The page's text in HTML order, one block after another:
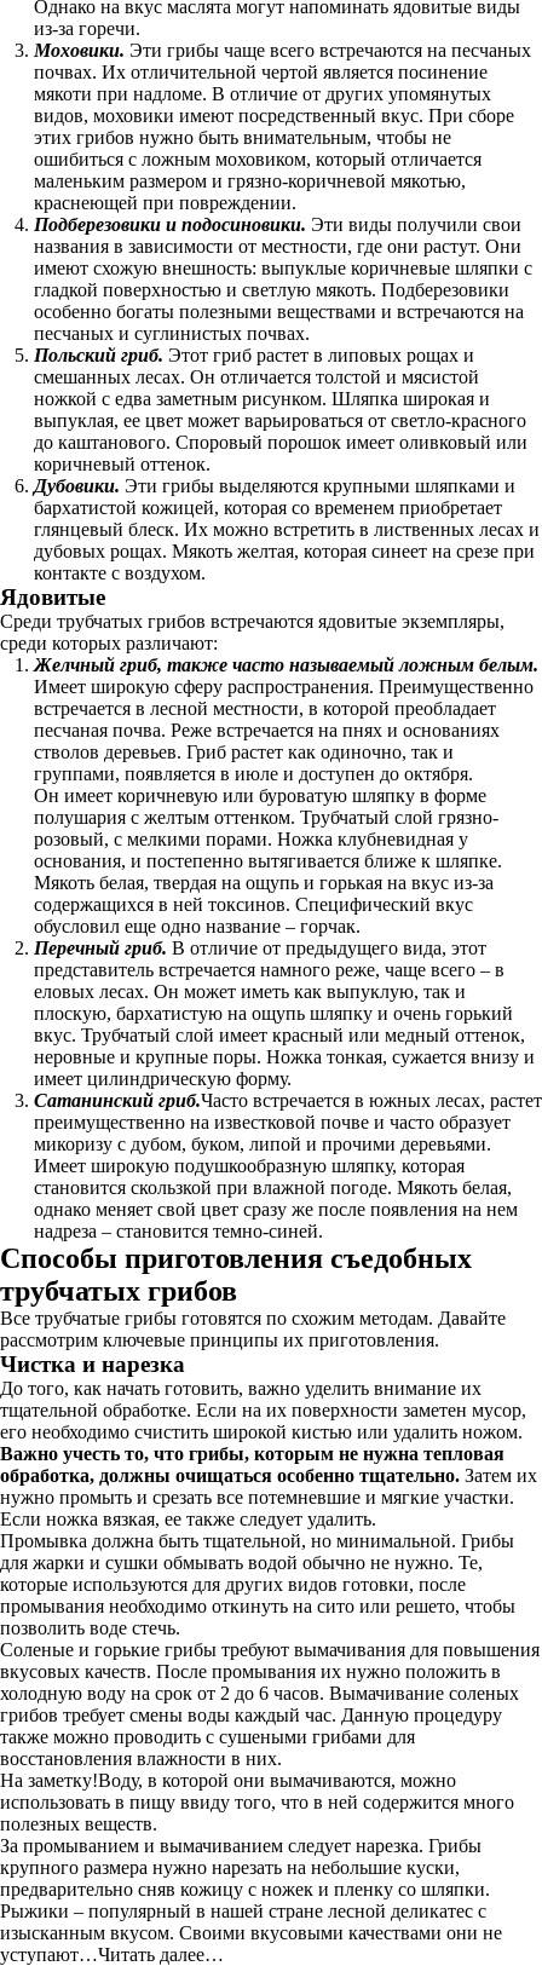
Однако на вкус маслята могут напоминать ядовитые виды
из-за горечи.
Моховики. Эти грибы чаще всего встречаются на песчаных
почвах. Их отличительной чертой является посинение
мякоти при надломе. В отличие от других упомянутых
видов, моховики имеют посредственный вкус. При сборе
этих грибов нужно быть внимательным, чтобы не
ошибиться с ложным моховиком, который отличается
маленьким размером и грязно-коричневой мякотью,
краснеющей при повреждении.
Подберезовики и подосиновики. Эти виды получили свои
названия в зависимости от местности, где они растут. Они
имеют схожую внешность: выпуклые коричневые шляпки с
гладкой поверхностью и светлую мякоть. Подберезовики
особенно богаты полезными веществами и встречаются на
песчаных и суглинистых почвах.
Польский гриб. Этот гриб растет в липовых рощах и
смешанных лесах. Он отличается толстой и мясистой
ножкой с едва заметным рисунком. Шляпка широкая и
выпуклая, ее цвет может варьироваться от светло-красного
до каштанового. Споровый порошок имеет оливковый или
коричневый оттенок.
Дубовики. Эти грибы выделяются крупными шляпками и
бархатистой кожицей, которая со временем приобретает
глянцевый блеск. Их можно встретить в лиственных лесах и
дубовых рощах. Мякоть желтая, которая синеет на срезе при
контакте с воздухом.
Ядовитые
Среди трубчатых грибов встречаются ядовитые экземпляры,
среди которых различают:
Желчный гриб, также часто называемый ложным белым.
Имеет широкую сферу распространения. Преимущественно
встречается в лесной местности, в которой преобладает
песчаная почва. Реже встречается на пнях и основаниях
стволов деревьев. Гриб растет как одиночно, так и
группами, появляется в июле и доступен до октября.
Он имеет коричневую или буроватую шляпку в форме
полушария с желтым оттенком. Трубчатый слой грязно-
розовый, с мелкими порами. Ножка клубневидная у
основания, и постепенно вытягивается ближе к шляпке.
Мякоть белая, твердая на ощупь и горькая на вкус из-за
содержащихся в ней токсинов. Специфический вкус
обусловил еще одно название – горчак.
Перечный гриб. В отличие от предыдущего вида, этот
представитель встречается намного реже, чаще всего – в
еловых лесах. Он может иметь как выпуклую, так и
плоскую, бархатистую на ощупь шляпку и очень горький
вкус. Трубчатый слой имеет красный или медный оттенок,
неровные и крупные поры. Ножка тонкая, сужается внизу и
имеет цилиндрическую форму.
Сатанинский гриб.Часто встречается в южных лесах, растет
преимущественно на известковой почве и часто образует
микоризу с дубом, буком, липой и прочими деревьями.
Имеет широкую подушкообразную шляпку, которая
становится скользкой при влажной погоде. Мякоть белая,
однако меняет свой цвет сразу же после появления на нем
надреза – становится темно-синей.
Способы приготовления съедобных
трубчатых грибов
Все трубчатые грибы готовятся по схожим методам. Давайте
рассмотрим ключевые принципы их приготовления.
Чистка и нарезка
До того, как начать готовить, важно уделить внимание их
тщательной обработке. Если на их поверхности заметен мусор,
его необходимо счистить широкой кистью или удалить ножом.
Важно учесть то, что грибы, которым не нужна тепловая
обработка, должны очищаться особенно тщательно. Затем их
нужно промыть и срезать все потемневшие и мягкие участки.
Если ножка вязкая, ее также следует удалить.
Промывка должна быть тщательной, но минимальной. Грибы
для жарки и сушки обмывать водой обычно не нужно. Те,
которые используются для других видов готовки, после
промывания необходимо откинуть на сито или решето, чтобы
позволить воде стечь.
Соленые и горькие грибы требуют вымачивания для повышения
вкусовых качеств. После промывания их нужно положить в
холодную воду на срок от 2 до 6 часов. Вымачивание соленых
грибов требует смены воды каждый час. Данную процедуру
также можно проводить с сушеными грибами для
восстановления влажности в них.
На заметку!Воду, в которой они вымачиваются, можно
использовать в пищу ввиду того, что в ней содержится много
полезных веществ.
За промыванием и вымачиванием следует нарезка. Грибы
крупного размера нужно нарезать на небольшие куски,
предварительно сняв кожицу с ножек и пленку со шляпки.
Рыжики – популярный в нашей стране лесной деликатес с
изысканным вкусом. Своими вкусовыми качествами они не
уступают…Читать далее…